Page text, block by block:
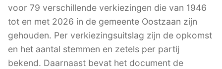
voor 79 verschillende verkiezingen die van 1946
tot en met 2026 in de gemeente Oostzaan zijn
gehouden. Per verkiezingsuitslag zijn de opkomst
en het aantal stemmen en zetels per partij
bekend. Daarnaast bevat het document de